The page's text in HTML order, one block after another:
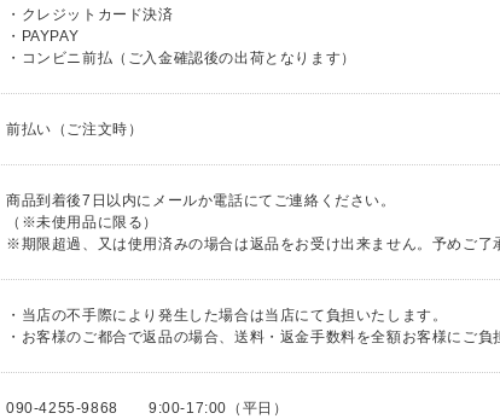
・クレジットカード決済
・PAYPAY
・コンビニ前払（ご入金確認後の出荷となります）
前払い（ご注文時）
商品到着後7日以内にメールか電話にてご連絡ください。
（※未使用品に限る）
※期限超過、又は使用済みの場合は返品をお受け出来ません。予めご了
・当店の不手際により発生した場合は当店にて負担いたします。
・お客様のご都合で返品の場合、送料・返金手数料を全額お客様にご負
090-4255-9868 9:00-17:00（平日）